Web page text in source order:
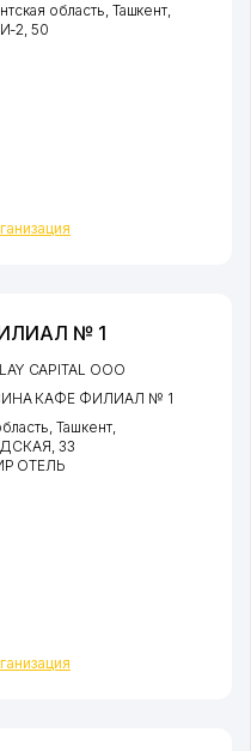
область, Ташкент,
2, 50
№ 1
CAPITAL ООО
КАФЕ ФИЛИАЛ № 1
,Ташкент,
, 33
ОТЕЛЬ